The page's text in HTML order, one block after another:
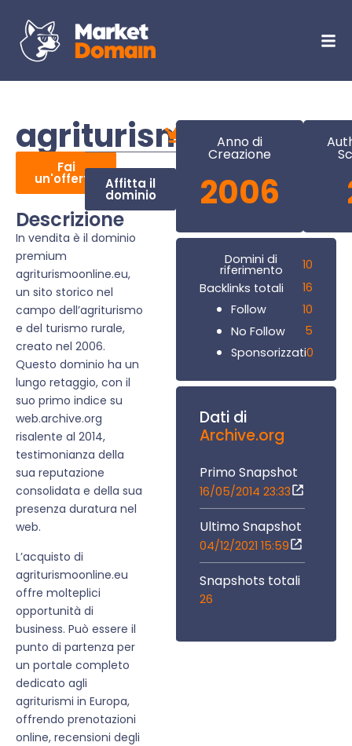
Fai
un'offerta Affitta il
dominio
Descrizione
In vendita è il dominio
premium
agriturismoonline.eu,
un sito storico nel
campo dell’agriturismo
e del turismo rurale,
creato nel 2006.
Questo dominio ha un
lungo retaggio, con il
suo primo indice su
web.archive.org
risalente al 2014,
testimonianza della
sua reputazione
consolidata e della sua
presenza duratura nel
web.
L’acquisto di
agriturismoonline.eu
offre molteplici
opportunità di
business. Può essere il
punto di partenza per
un portale completo
dedicato agli
agriturismi in Europa,
offrendo prenotazioni
online, recensioni degli
Anno di
Creazione
2006
Domini di
riferimento
10
Backlinks totali
16
Follow
10
No Follow
5
Sponsorizzati0
Dati di
Archive.org
Primo Snapshot
16/05/2014 23:33
Ultimo Snapshot
04/12/2021 15:59
Snapshots totali
26